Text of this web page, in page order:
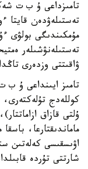
تامىزداعى ۇ ب ت
تەستىلەۋدەن
مۇمكىندىگى بولۋى
تەستىلەنۋشىلەر
ۋاقىتتى وزدەرى
تامىز ايىنداعى ۇ
كوللەدج تۇلەكتەرى،
ۇلتى قازاق
ماماندىقتارعا،
اۋىسقىسى كەلەتىن
شارتتى تۇردە